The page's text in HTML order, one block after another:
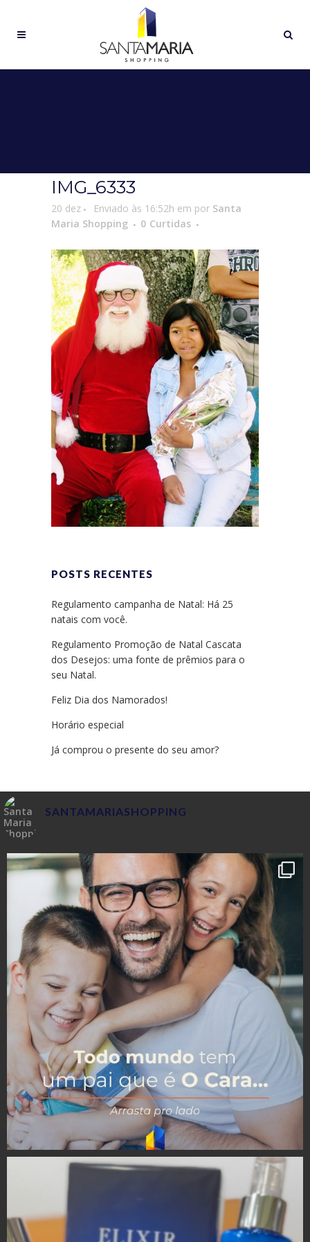
IMG_6333
20 dez Enviado às 16:52h em por Santa
Maria Shopping
0 Curtidas
POSTS RECENTES
Regulamento campanha de Natal: Há 25
natais com você.
Regulamento Promoção de Natal Cascata
dos Desejos: uma fonte de prêmios para o
seu Natal.
Feliz Dia dos Namorados!
Horário especial
Já comprou o presente do seu amor?
SANTAMARIASHOPPING